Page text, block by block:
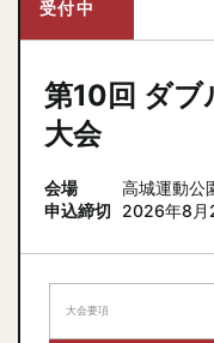
受付中
第10回 ダブ
大会
会場
高城運動公
申込締切
2026年8月
大会要項